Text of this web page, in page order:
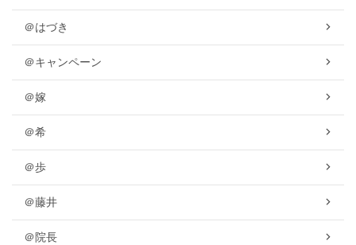
＠はづき
＠キャンペーン
＠嫁
＠希
＠歩
＠藤井
＠院長